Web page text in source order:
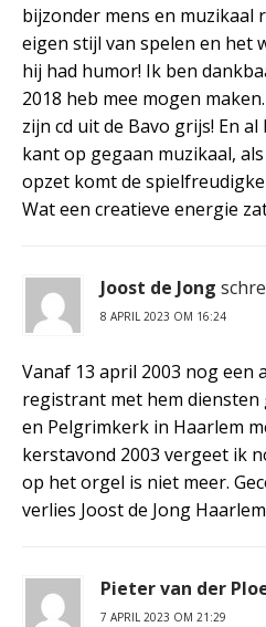
bijzonder mens en muzikaal
eigen stijl van spelen en het
hij had humor! Ik ben
2018 heb mee mogen
zijn cd uit de Bavo grijs! En
kant op gegaan muzikaal,
opzet komt de
Wat een creatieve energie
Joost de Jong
8 APRIL 2023 OM 16:24
Vanaf 13 april 2003 nog een
registrant met hem diensten
en Pelgrimkerk in Haarlem
kerstavond 2003 vergeet ik
op het orgel is niet meer.
verlies Joost de Jong Haarlem
Pieter van der
7 APRIL 2023 OM 21:29